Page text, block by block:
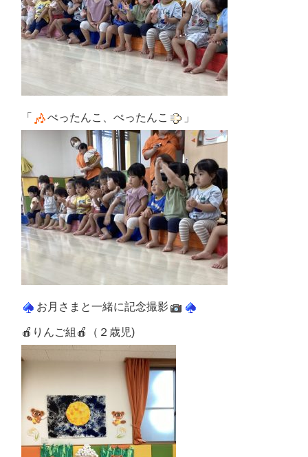
「 ぺったんこ、ぺったんこ 」
お月さまと一緒に記念撮影
🍎りんご組🍎（２歳児)